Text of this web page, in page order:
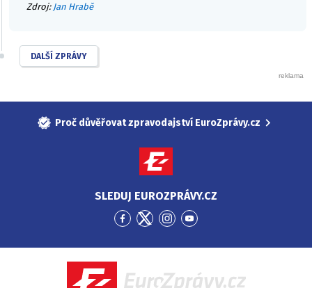
Zdroj: Jan Hrabě
DALŠÍ ZPRÁVY
Proč důvěřovat zpravodajství EuroZprávy.cz
SLEDUJ EUROZPRÁVY.CZ
Přejít
Facebook
Přejít
Twitter
Přejít
Instagram
Přejít
YouTube
EuroZprávy.cz